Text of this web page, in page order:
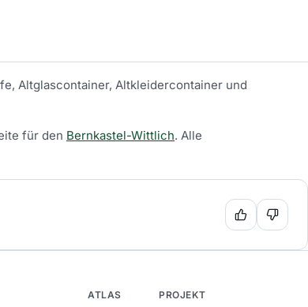
Altglascontainer, Altkleidercontainer und
für den Bernkastel-Wittlich. Alle
ATLAS PROJEKT